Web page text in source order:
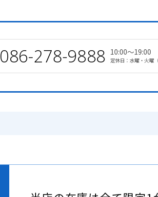
086-278-9888 10:00～19:00
定休日：水曜・火曜